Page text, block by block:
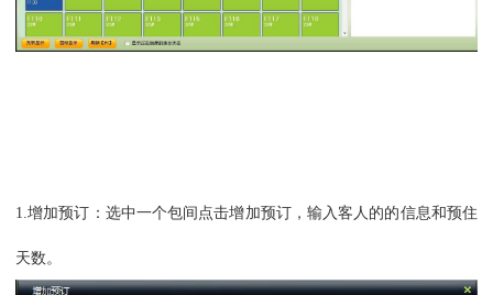
1.增加预订：选中一个包间点击增加预订， 输入客人的的信息和预住
天数。